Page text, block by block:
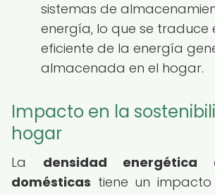
sistemas de
energía, lo que se traduce
eficiente de la energía
almacenada en el hogar.
Impacto en la
hogar
La densidad energética
domésticas tiene un